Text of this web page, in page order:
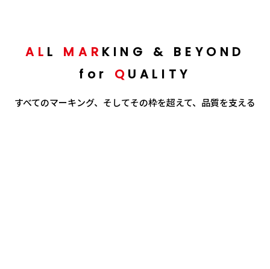
AL L MAR KING & BEYOND
for Q UALITY
すべてのマーキング、そしてその枠を超えて、品質を支える